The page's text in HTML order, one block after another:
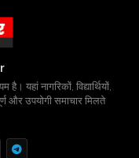
यहां नागरिकों, विद्यार्थियों,
और उपयोगी समाचार मिलते